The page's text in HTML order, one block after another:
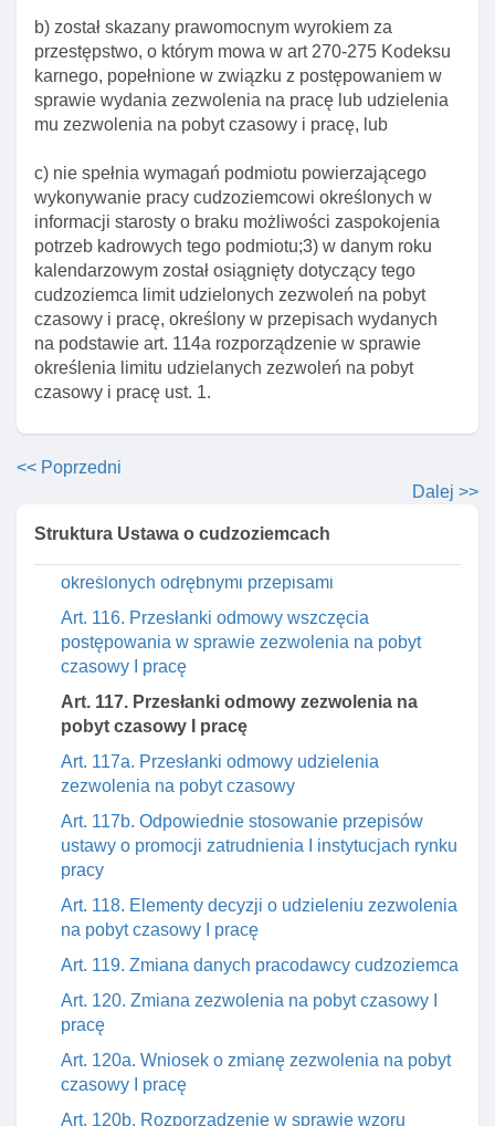
b) został skazany prawomocnym wyrokiem za
przestępstwo, o którym mowa w art 270-275 Kodeksu
karnego, popełnione w związku z postępowaniem w
sprawie wydania zezwolenia na pracę lub udzielenia
mu zezwolenia na pobyt czasowy i pracę, lub
c) nie spełnia wymagań podmiotu powierzającego
wykonywanie pracy cudzoziemcowi określonych w
informacji starosty o braku możliwości zaspokojenia
potrzeb kadrowych tego podmiotu;3) w danym roku
kalendarzowym został osiągnięty dotyczący tego
cudzoziemca limit udzielonych zezwoleń na pobyt
czasowy i pracę, określony w przepisach wydanych
na podstawie art. 114a rozporządzenie w sprawie
określenia limitu udzielanych zezwoleń na pobyt
czasowy i pracę ust. 1.
<< Poprzedni
Dalej >>
Struktura Ustawa o cudzoziemcach
lub unieważnieniu wizy
Art. 94. Wydanie I wykonanie decyzji o cofnięciu
lub unieważnieniu wizy
Art. 95. Informacja o unieważnieniu lub cofnięciu
Art. 96. Informacja o unieważnieniu lub cofnięciu
wizy schengen wydanej przez inne państwo
Art. 96a. Opinia ministra w sprawie cofnięcia
wydanej wizy krajowej
Art. 97. Delegacja ustawowa
Dział V. Zezwolenie na pobyt czasowy. Mobilność
Rozdział 2. Zezwolenie na pobyt czasowy I pracę
pobyt czasowy I pracę
Art. 114a. Rozporządzenie w sprawie określenia
limitu udzielanych zezwoleń na pobyt czasowy I
pracę
określonych odrębnymi przepisami
Art. 116. Przesłanki odmowy wszczęcia
postępowania w sprawie zezwolenia na pobyt
czasowy I pracę
Art. 117. Przesłanki odmowy zezwolenia na
pobyt czasowy I pracę
Art. 117a. Przesłanki odmowy udzielenia
zezwolenia na pobyt czasowy
Art. 117b. Odpowiednie stosowanie przepisów
ustawy o promocji zatrudnienia I instytucjach rynku
pracy
Art. 118. Elementy decyzji o udzieleniu zezwolenia
na pobyt czasowy I pracę
Art. 119. Zmiana danych pracodawcy cudzoziemca
Art. 120. Zmiana zezwolenia na pobyt czasowy I
pracę
Art. 120a. Wniosek o zmianę zezwolenia na pobyt
czasowy I pracę
Art. 120b. Rozporządzenie w sprawie wzoru